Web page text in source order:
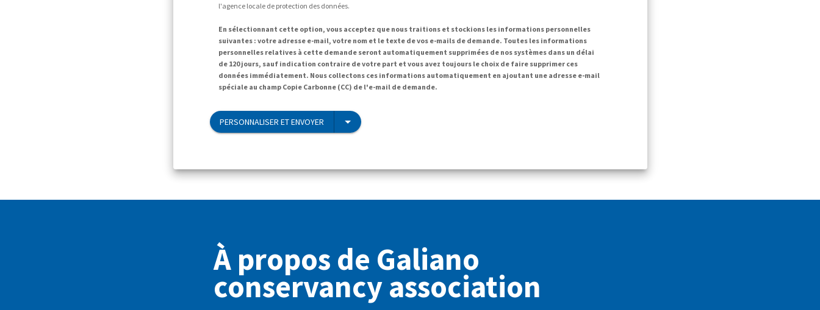
l'agence locale de protection des données.
En sélectionnant cette option, vous acceptez que nous traitions et stockions les informations personnelles
suivantes : votre adresse e-mail, votre nom et le texte de vos e-mails de demande. Toutes les informations
personnelles relatives à cette demande seront automatiquement supprimées de nos systèmes dans un délai
de 120 jours, sauf indication contraire de votre part et vous avez toujours le choix de faire supprimer ces
données immédiatement. Nous collectons ces informations automatiquement en ajoutant une adresse e-mail
spéciale au champ Copie Carbonne (CC) de l'e-mail de demande.
PERSONNALISER ET ENVOYER
À propos de Galiano
conservancy association